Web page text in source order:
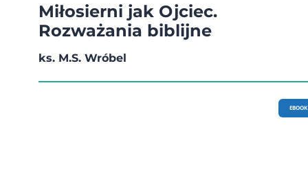
Miłosierni jak Ojciec.
Rozważania biblijne
ks. M.S. Wróbel
EBOOK